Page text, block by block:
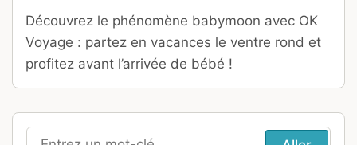
Découvrez le phénomène babymoon avec OK
Voyage : partez en vacances le ventre rond et
profitez avant l’arrivée de bébé !